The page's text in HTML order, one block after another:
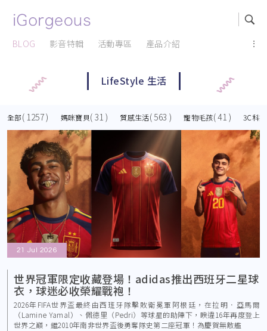
BLOG 影音特輯 活動專區 產品介紹 ...
LifeStyle 生活
全部( 1257 ) 媽咪寶貝( 31 ) 質感生活( 563 ) 寵物毛孩( 41 ) 3C科技
21 Jul 2026
世界冠軍限定收藏登場！adidas推出西班牙二星球
衣，球迷必收榮耀戰袍！
2026年FIFA世界盃最終由西班牙隊擊敗衛冕軍阿根廷，在拉明．亞馬爾
（Lamine Yamal）、佩德里（Pedri）等球星的助陣下，睽違16年再度登上
世界之巔，繼2010年南非世界盃後勇奪隊史第二座冠軍！為慶賀無敵艦